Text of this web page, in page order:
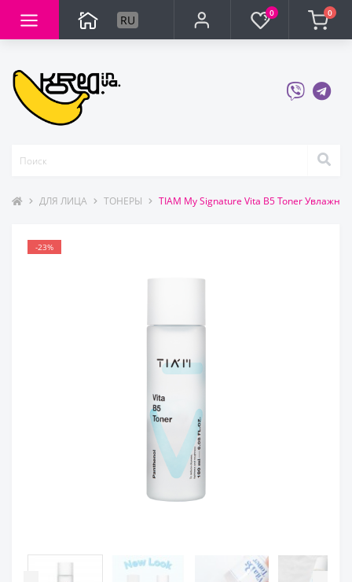
RU 0 0
ДЛЯ ЛИЦА ТОНЕРЫ TIAM My Signature Vita B5 Toner
-23%